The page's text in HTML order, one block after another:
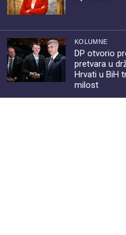
KOLUMNE
DP otvorio
pretvara u
Hrvati u BiH
milost